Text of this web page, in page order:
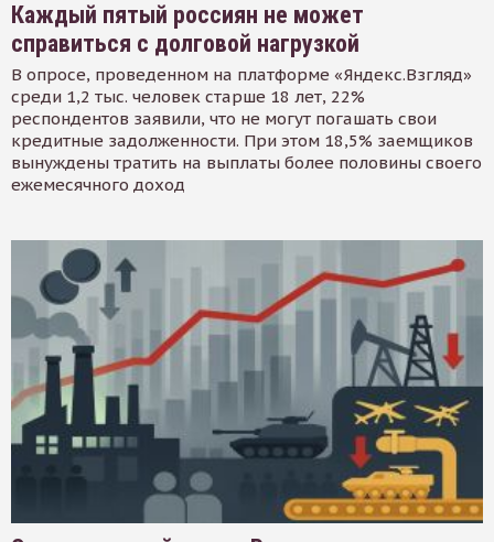
Каждый пятый россиян не может
справиться с долговой нагрузкой
В опросе, проведенном на платформе «Яндекс.Взгляд»
среди 1,2 тыс. человек старше 18 лет, 22%
респондентов заявили, что не могут погашать свои
кредитные задолженности. При этом 18,5% заемщиков
вынуждены тратить на выплаты более половины своего
ежемесячного доход